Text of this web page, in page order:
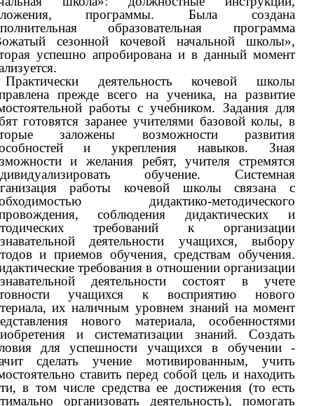
программы. Была создана
образовательная программа
сезонной кочевой начальной школы»,
успешно апробирована и в данный момент
Практически деятельность кочевой школы
прежде всего на ученика, на развитие
работы с учебником. Задания для
готовятся заранее учителями базовой колы, в
заложены возможности развития
и укрепления навыков. Зная
и желания ребят, учителя стремятся
обучение. Системная
работы кочевой школы связана с
дидактико-методического
соблюдения дидактических и
требований к организации
деятельности учащихся, выбору
и приемов обучения, средствам обучения.
требования в отношении организации
деятельности состоят в учетe
учащихся к восприятию нового
их наличным уровнем знаний на момент
нового материала, особенностями
и систематизации знаний. Создать
для успешности учащихся в обучении -
сделать учениe мотивированным, учить
cтавить перед cобой цель и находить
в том числе средства ee достижения (то есть
организовать деятельность), помогать